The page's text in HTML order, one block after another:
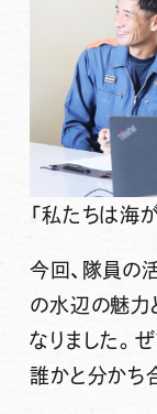
「私たちは海
今回、隊員の
の水辺の魅力
なりました。
誰かと分かち